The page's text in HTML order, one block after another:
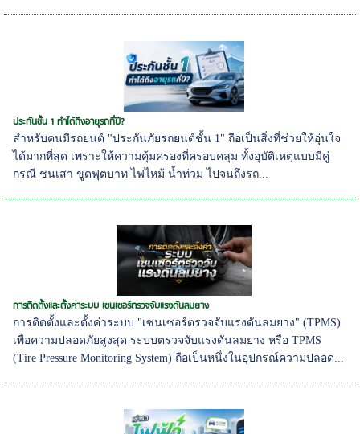
ประกันชั้น 1 ทำได้ถึงอายุรถกี่ปี?
สำหรับคนมีรถยนต์ "ประกันภัยรถยนต์ชั้น 1" ถือเป็นสิ่งที่ช่วยให้อุ่นใจ
ได้มากที่สุด เพราะให้ความคุ้มครองที่ครอบคลุม ทั้งอุบัติเหตุแบบมีคู่
กรณี ชนเสา ขูดฟุตบาท ไฟไหม้ น้ำท่วม ไปจนถึงรถ...
การติดตั้งและตั้งค่าระบบ เซนเซอร์ตรวจจับแรงดันลมยาง
การติดตั้งและตั้งค่าระบบ "เซนเซอร์ตรวจจับแรงดันลมยาง" (TPMS)
เพื่อความปลอดภัยสูงสุด ระบบตรวจจับแรงดันลมยาง หรือ TPMS
(Tire Pressure Monitoring System) ถือเป็นหนึ่งในอุปกรณ์ความปลอด...